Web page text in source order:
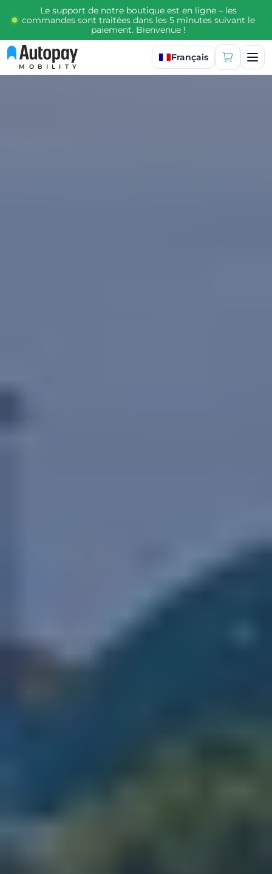
Le support de notre boutique est en ligne – les
commandes sont traitées dans les 5 minutes suivant le
paiement. Bienvenue !
MOBILITY
Sélectionner la langue
Français